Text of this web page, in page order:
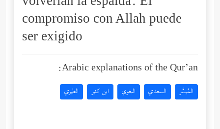
compromiso con Allah puede
ser exigido
Arabic explanations of the Qur’an:
المُيسَّر السعدي البغوي ابن كثير الطبري